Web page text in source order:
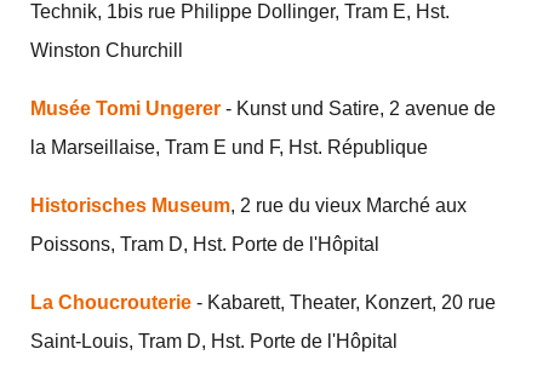
Technik, 1bis rue Philippe Dollinger, Tram E, Hst.
Winston Churchill
Musée Tomi Ungerer - Kunst und Satire, 2 avenue de
la Marseillaise, Tram E und F, Hst. République
Historisches Museum, 2 rue du vieux Marché aux
Poissons, Tram D, Hst. Porte de l'Hôpital
La Choucrouterie - Kabarett, Theater, Konzert, 20 rue
Saint-Louis, Tram D, Hst. Porte de l'Hôpital